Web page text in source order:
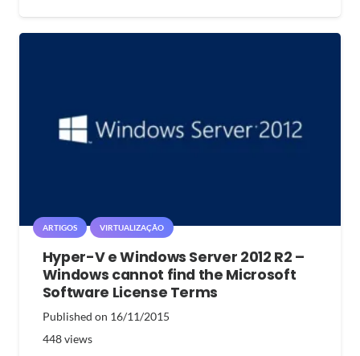
ARTIGOS VIRTUALIZAÇÃO
Hyper-V e Windows Server 2012 R2 –
Windows cannot find the Microsoft
Software License Terms
Published on 16/11/2015
448views